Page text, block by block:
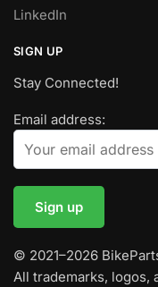
LinkedIn
SIGN UP
Stay Connected!
Email address:
© 2021–2026
All trademarks, logos,